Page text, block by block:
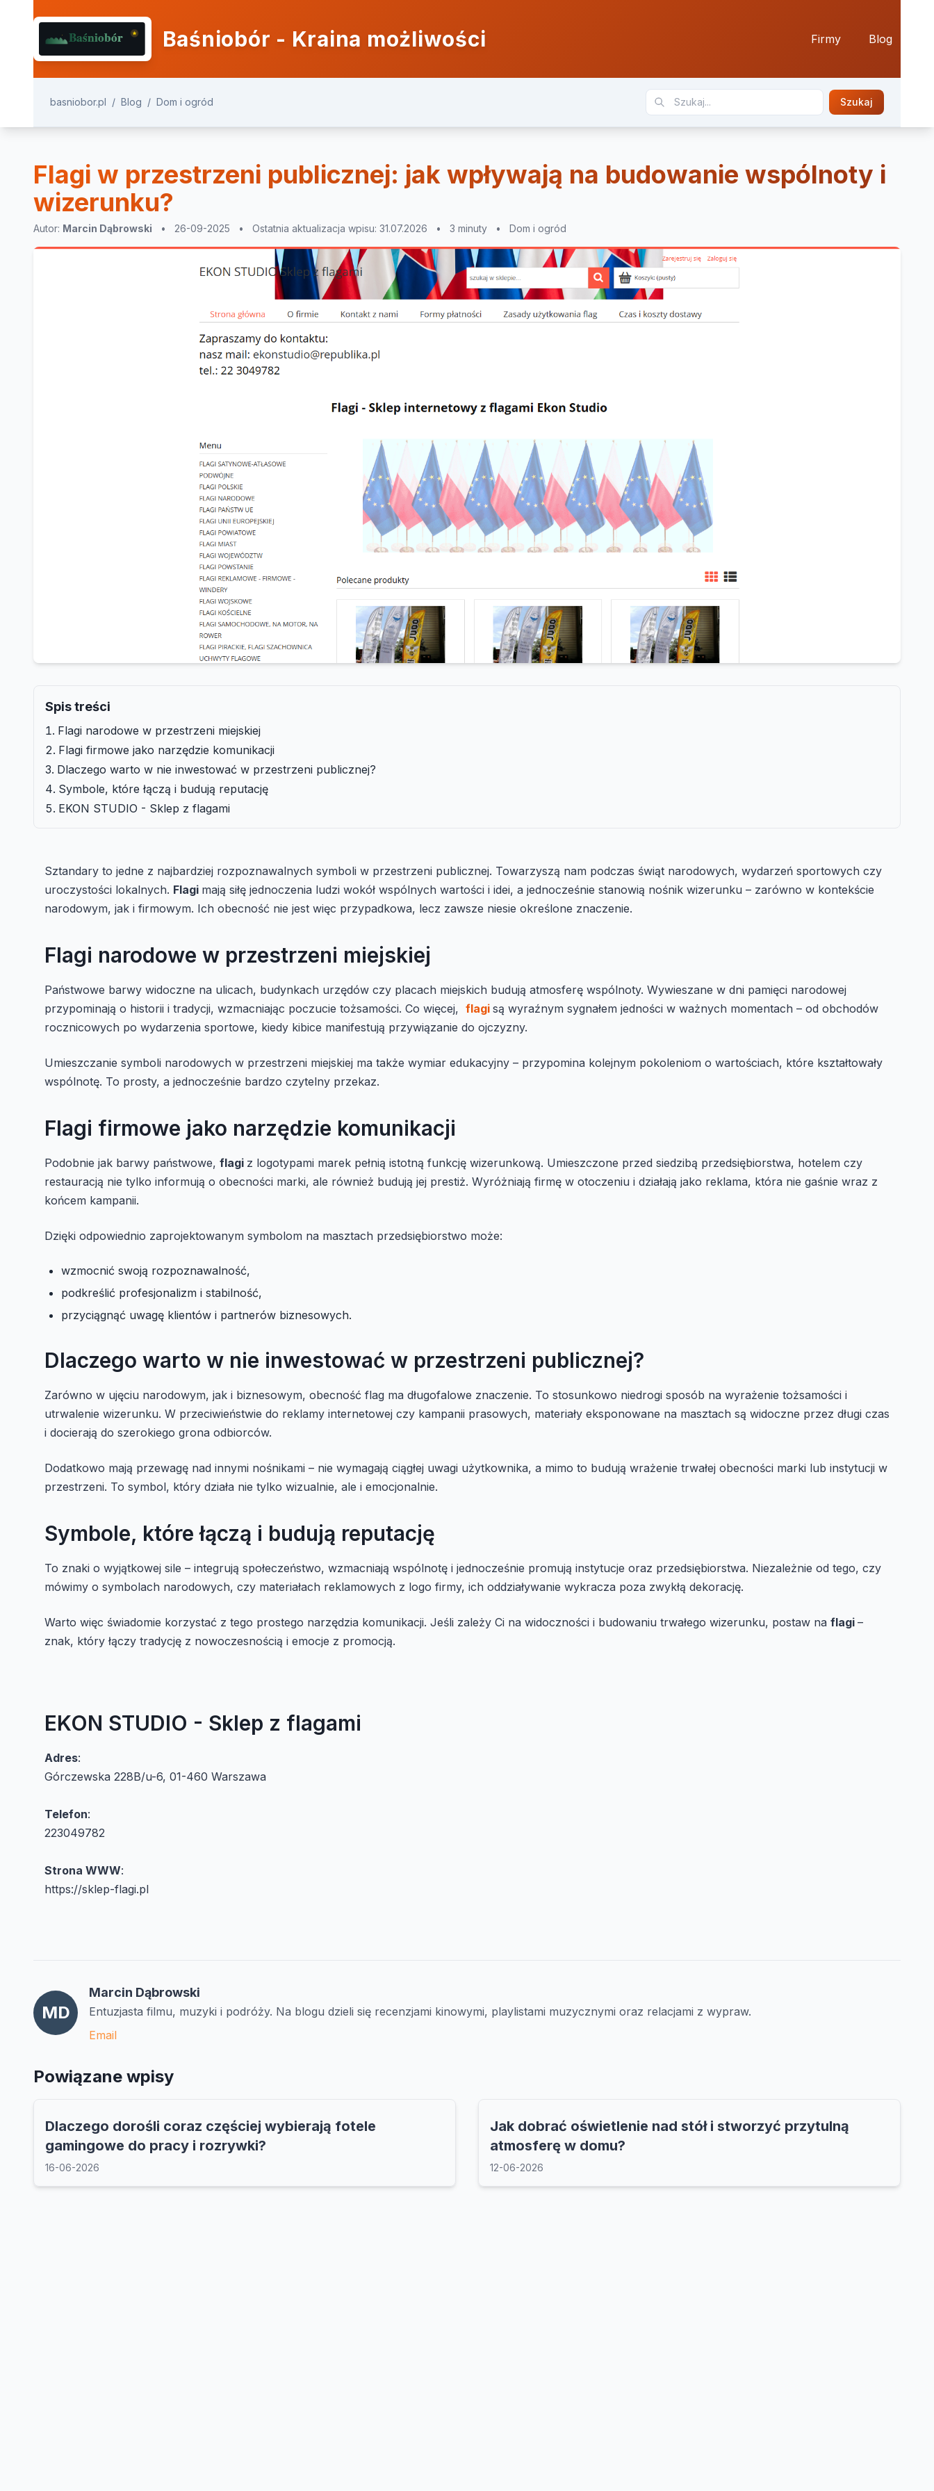
Baśniobór - Kraina możliwości Firmy Blog
basniobor.pl / Blog / Dom i ogród Szukaj
Flagi w przestrzeni publicznej: jak wpływają na budowanie wspólnoty i
wizerunku?
Autor: Marcin Dąbrowski • 26-09-2025 • Ostatnia aktualizacja wpisu: 31.07.2026 • 3 minuty • Dom i ogród
Spis treści
Flagi narodowe w przestrzeni miejskiej
Flagi firmowe jako narzędzie komunikacji
Dlaczego warto w nie inwestować w przestrzeni publicznej?
Symbole, które łączą i budują reputację
EKON STUDIO - Sklep z flagami
Sztandary to jedne z najbardziej rozpoznawalnych symboli w przestrzeni publicznej. Towarzyszą nam podczas świąt narodowych, wydarzeń sportowych czy
uroczystości lokalnych. Flagi mają siłę jednoczenia ludzi wokół wspólnych wartości i idei, a jednocześnie stanowią nośnik wizerunku – zarówno w kontekście
narodowym, jak i firmowym. Ich obecność nie jest więc przypadkowa, lecz zawsze niesie określone znaczenie.
Flagi narodowe w przestrzeni miejskiej
Państwowe barwy widoczne na ulicach, budynkach urzędów czy placach miejskich budują atmosferę wspólnoty. Wywieszane w dni pamięci narodowej
przypominają o historii i tradycji, wzmacniając poczucie tożsamości. Co więcej, flagi są wyraźnym sygnałem jedności w ważnych momentach – od obchodów
rocznicowych po wydarzenia sportowe, kiedy kibice manifestują przywiązanie do ojczyzny.
Umieszczanie symboli narodowych w przestrzeni miejskiej ma także wymiar edukacyjny – przypomina kolejnym pokoleniom o wartościach, które kształtowały
wspólnotę. To prosty, a jednocześnie bardzo czytelny przekaz.
Flagi firmowe jako narzędzie komunikacji
Podobnie jak barwy państwowe, flagi z logotypami marek pełnią istotną funkcję wizerunkową. Umieszczone przed siedzibą przedsiębiorstwa, hotelem czy
restauracją nie tylko informują o obecności marki, ale również budują jej prestiż. Wyróżniają firmę w otoczeniu i działają jako reklama, która nie gaśnie wraz z
końcem kampanii.
Dzięki odpowiednio zaprojektowanym symbolom na masztach przedsiębiorstwo może:
wzmocnić swoją rozpoznawalność,
podkreślić profesjonalizm i stabilność,
przyciągnąć uwagę klientów i partnerów biznesowych.
Dlaczego warto w nie inwestować w przestrzeni publicznej?
Zarówno w ujęciu narodowym, jak i biznesowym, obecność flag ma długofalowe znaczenie. To stosunkowo niedrogi sposób na wyrażenie tożsamości i
utrwalenie wizerunku. W przeciwieństwie do reklamy internetowej czy kampanii prasowych, materiały eksponowane na masztach są widoczne przez długi czas
i docierają do szerokiego grona odbiorców.
Dodatkowo mają przewagę nad innymi nośnikami – nie wymagają ciągłej uwagi użytkownika, a mimo to budują wrażenie trwałej obecności marki lub instytucji w
przestrzeni. To symbol, który działa nie tylko wizualnie, ale i emocjonalnie.
Symbole, które łączą i budują reputację
To znaki o wyjątkowej sile – integrują społeczeństwo, wzmacniają wspólnotę i jednocześnie promują instytucje oraz przedsiębiorstwa. Niezależnie od tego, czy
mówimy o symbolach narodowych, czy materiałach reklamowych z logo firmy, ich oddziaływanie wykracza poza zwykłą dekorację.
Warto więc świadomie korzystać z tego prostego narzędzia komunikacji. Jeśli zależy Ci na widoczności i budowaniu trwałego wizerunku, postaw na flagi –
znak, który łączy tradycję z nowoczesnością i emocje z promocją.
EKON STUDIO - Sklep z flagami
Adres:
Górczewska 228B/u-6, 01-460 Warszawa
Telefon:
223049782
Strona WWW:
https://sklep-flagi.pl
MD
Marcin Dąbrowski
Entuzjasta filmu, muzyki i podróży. Na blogu dzieli się recenzjami kinowymi, playlistami muzycznymi oraz relacjami z wypraw.
Email
Powiązane wpisy
Dlaczego dorośli coraz częściej wybierają fotele
gamingowe do pracy i rozrywki?
16-06-2026
Jak dobrać oświetlenie nad stół i stworzyć przytulną
atmosferę w domu?
12-06-2026